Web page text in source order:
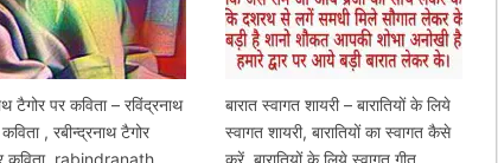
टैगोर पर कविता – रविंद्रनाथ
, रबीन्द्रनाथ टैगोर
कविता, rabindranath
बारात स्वागत शायरी – बारातियों के लिये
स्वागत शायरी, बारातियों का स्वागत कैसे
करें, बारातियों के लिये स्वागत गीत,